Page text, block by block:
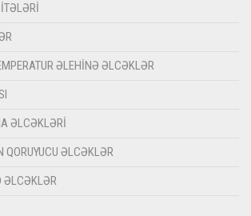
ƏLEHINƏ ƏLCƏKLƏR
ƏLCƏKLƏRI
ƏLCƏKLƏR
ƏLCƏKLƏR